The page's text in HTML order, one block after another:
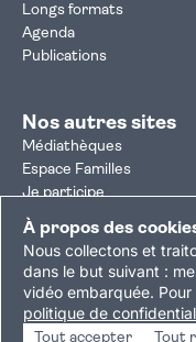
À propos des
Nous collectons et
dans le but suivant :
vidéo embarquée.
politique de
Tout accepter Tout
Longs formats
Agenda
Publications
Nos autres sites
Médiathèques
Espace Familles
Je participe
Autorisation d'urbanisme
Résultats électoraux
Plan du site Nous
Politique de
Gestion des cookies